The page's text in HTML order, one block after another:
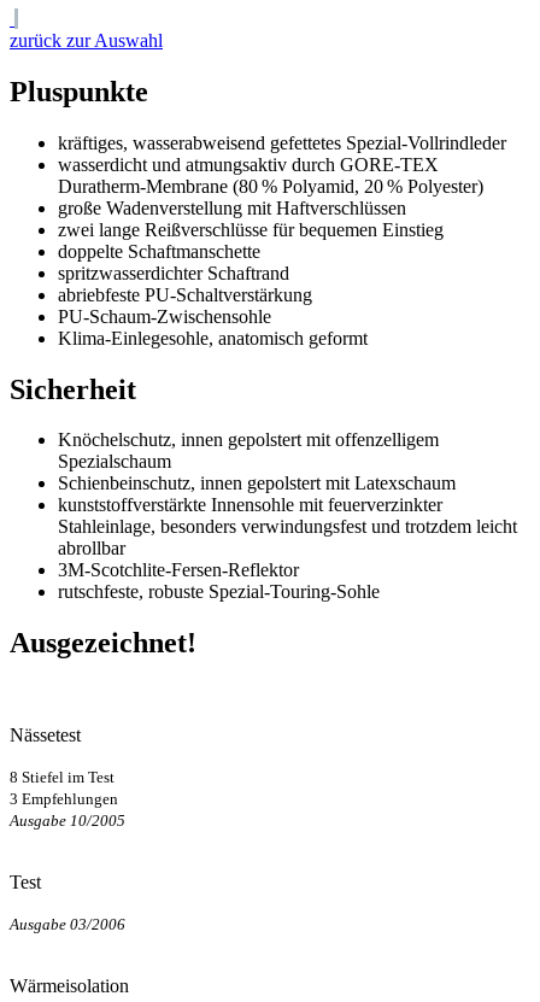
zurück zur Auswahl
Pluspunkte
kräftiges, wasserabweisend gefettetes Spezial-Vollrindleder
wasserdicht und atmungsaktiv durch GORE-TEX
Duratherm-Membrane (80 % Polyamid, 20 % Polyester)
große Wadenverstellung mit Haftverschlüssen
zwei lange Reißverschlüsse für bequemen Einstieg
doppelte Schaftmanschette
spritzwasserdichter Schaftrand
abriebfeste PU-Schaltverstärkung
PU-Schaum-Zwischensohle
Klima-Einlegesohle, anatomisch geformt
Sicherheit
Knöchelschutz, innen gepolstert mit offenzelligem
Spezialschaum
Schienbeinschutz, innen gepolstert mit Latexschaum
kunststoffverstärkte Innensohle mit feuerverzinkter
Stahleinlage, besonders verwindungsfest und trotzdem leicht
abrollbar
3M-Scotchlite-Fersen-Reflektor
rutschfeste, robuste Spezial-Touring-Sohle
Ausgezeichnet!
Nässetest
8 Stiefel im Test
3 Empfehlungen
Ausgabe 10/2005
Test
Ausgabe 03/2006
Wärmeisolation